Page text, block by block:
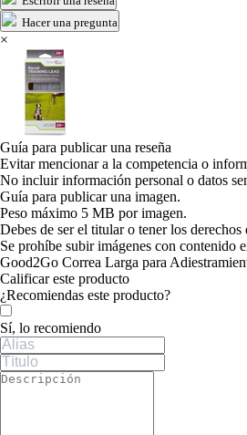
Hacer una pregunta
×
Guía para publicar una reseña
Evitar mencionar a la competencia o
No incluir información personal o datos
Guía para publicar una imagen.
Peso máximo 5 MB por imagen.
Debes de ser el titular o tener los derechos
Se prohíbe subir imágenes con contenido
Good2Go Correa Larga para
Calificar este producto
Tu valoración
¿Recomiendas este producto?
Sí, lo recomiendo